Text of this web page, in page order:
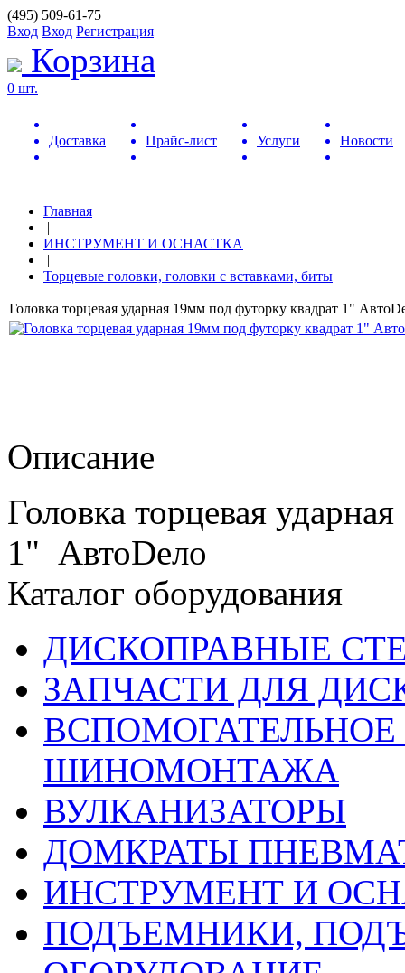
(495) 509-61-75
Вход Вход Регистрация
Корзина
0 шт.
Доставка Прайс-лист Услуги Новости
Главная
|
ИНСТРУМЕНТ И ОСНАСТКА
|
Торцевые головки, головки с вставками, биты
Головка торцевая ударная 19мм под футорку квадрат 1"
Описание
Головка торцевая
1" АвтоDело
Каталог оборудования
ДИСКОПРАВНЫЕ
ЗАПЧАСТИ ДЛЯ
ШИНОМОНТАЖА
ВУЛКАНИЗАТОРЫ
ДОМКРАТЫ
ИНСТРУМЕНТ И
ПОДЪЕМНИКИ,